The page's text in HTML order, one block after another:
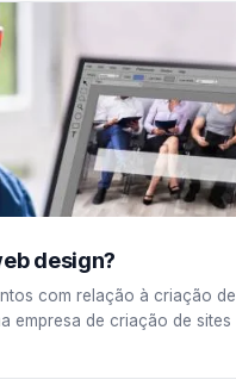
design?
com relação à criação de
empresa de criação de sites